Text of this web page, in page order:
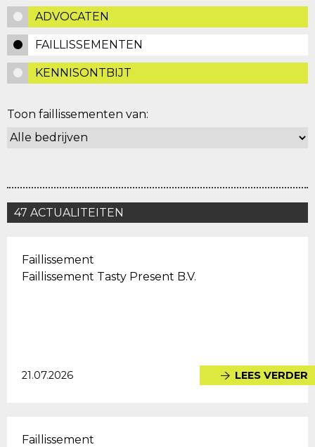
ADVOCATEN
FAILLISSEMENTEN
KENNISONTBIJT
Toon faillissementen van:
47 ACTUALITEITEN
Faillissement
Faillissement Tasty Present B.V.
21.07.2026 LEES VERDER
Faillissement